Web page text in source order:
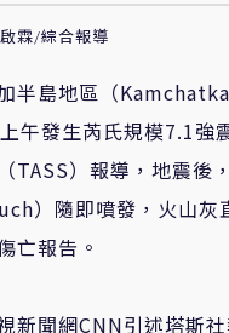
霖/綜合報導
半島地區（
午發生芮氏規模7.1強
TASS）報導，地震後
）隨即噴發，火山灰
亡報告。
新聞網CNN引述塔斯